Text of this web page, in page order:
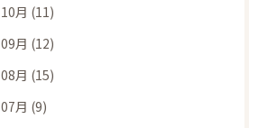
10月 (11)
09月 (12)
08月 (15)
07月 (9)